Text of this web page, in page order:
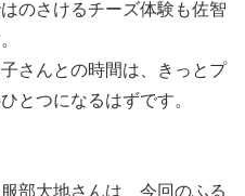
しております！
ラインでプロジェクトの説
ことや聞きたいこと、何で
のさけるチーズ体験も佐智
さんとの時間は、きっとプ
とつになるはずです。
部大地さんは、今回のふる